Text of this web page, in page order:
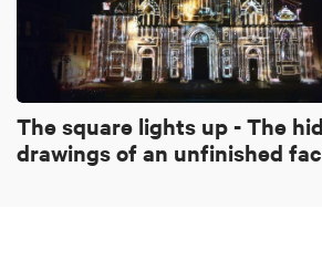
The square lights up - The
drawings of an unfinished